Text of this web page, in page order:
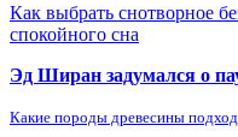
Как выбрать снотворное
спокойного сна
Эд Ширан задумался о
Какие породы древесины